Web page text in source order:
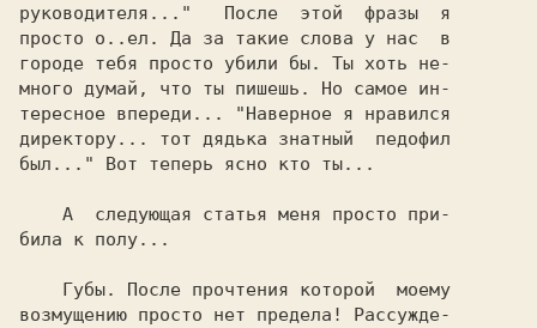
руководителя..."   После  этой  фразы  я
просто о..ел. Да за такие слова у нас  в
городе тебя просто убили бы. Ты хоть не-
много думай, что ты пишешь. Но самое ин-
тересное впереди... "Наверное я нравился
директору... тот дядька знатный  педофил
был..." Вот теперь ясно кто ты...
била к полу...
возмущению просто нет предела! Рассужде-